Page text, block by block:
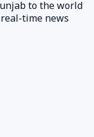
to the world
time news